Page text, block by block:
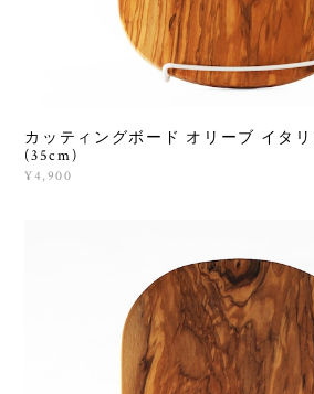
カッティングボード オリーブ イタ
(35cm)
¥4,900